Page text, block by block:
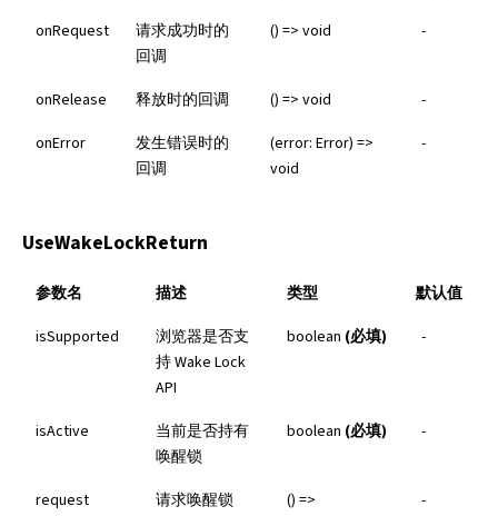
onRequest
请求成功时的
回调
() => void -
onRelease 释放时的回调 () => void -
onError
发生错误时的
回调
(error: Error) =>
void
-
UseWakeLockReturn
参数名 描述 类型
默认值
isSupported
浏览器是否支
持 Wake Lock
API
boolean (必填) -
isActive
当前是否持有
唤醒锁
boolean (必填) -
request 请求唤醒锁
() =>
-